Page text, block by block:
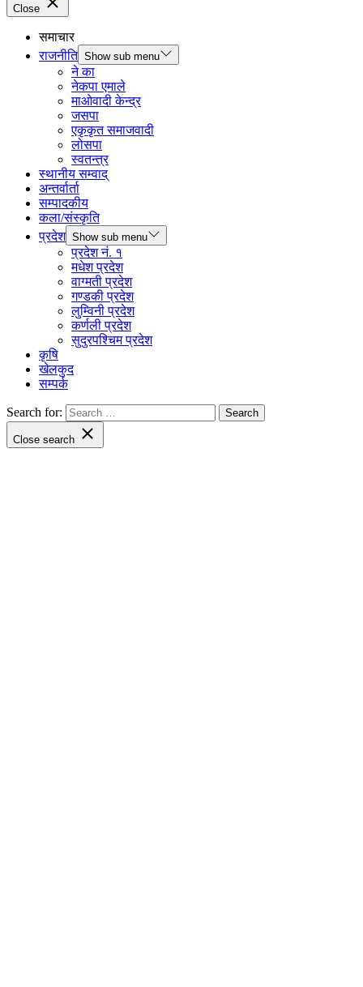
Close
समाचार
राजनीति Show sub menu
ने का
नेकपा एमाले
माओवादी केन्द्र
जसपा
एकृकृत समाजवादी
लोसपा
स्वतन्त्र
स्थानीय सम्वाद्
अन्तर्वार्ता
सम्पादकीय
कला/संस्कृति
प्रदेश Show sub menu
प्रदेश नं. १
मधेश प्रदेश
वाग्मती प्रदेश
गण्डकी प्रदेश
लुम्विनी प्रदेश
कर्णली प्रदेश
सुदुरपश्चिम प्रदेश
कृषि
खेलकुद
सम्पर्क
Search for:
Close search